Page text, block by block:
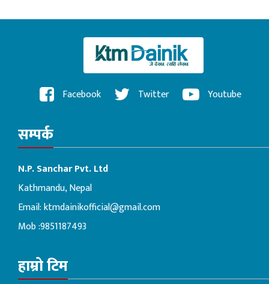
Facebook Twitter Youtube
सम्पर्क
N.P. Sanchar Pvt. Ltd
Kathmandu, Nepal
Email:ktmdainikofficial@gmail.com
Mob :9851187493
हाम्रो टिम